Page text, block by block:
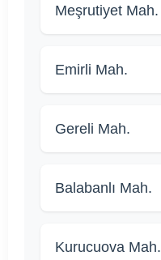
Meşrutiyet Mah.
Emirli Mah.
Gereli Mah.
Balabanlı Mah.
Kurucuova Mah.